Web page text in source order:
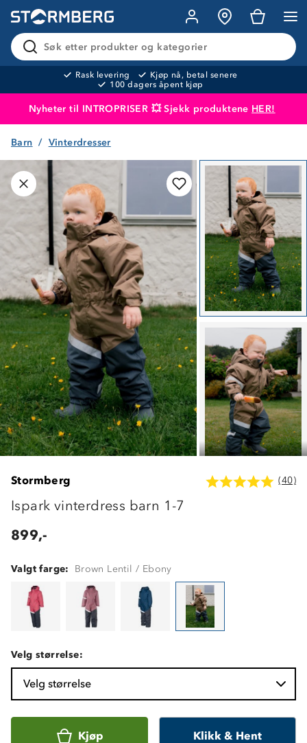
Søk etter produkter og kategorier
Rask levering
Kjøp nå, betal senere
100 dagers åpent kjøp
Nyheter til INTROPRISER 💥 Sjekk produktene HER!
Produktet er lagt i handlekurven
Barn Vinterdresser
Stormberg (40)
Ispark vinterdress barn 1-7
899,-
Valgt farge: Brown Lentil / Ebony
Velg størrelse:
Velg størrelse
Kjøp Klikk & Hent